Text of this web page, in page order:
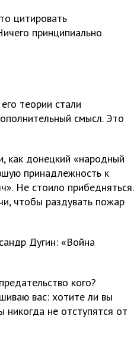
цитировать
принципиально
теории стали
смысл. Это
как донецкий «народный
принадлежность к
Не стоило прибедняться.
чтобы раздувать пожар
Дугин: «Война
кого?
вас: хотите ли вы
не отступятся от